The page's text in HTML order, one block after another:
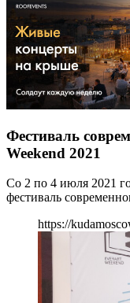
Фестиваль
Weekend 2021
Со 2 по 4 июля 2021
фестиваль
https://